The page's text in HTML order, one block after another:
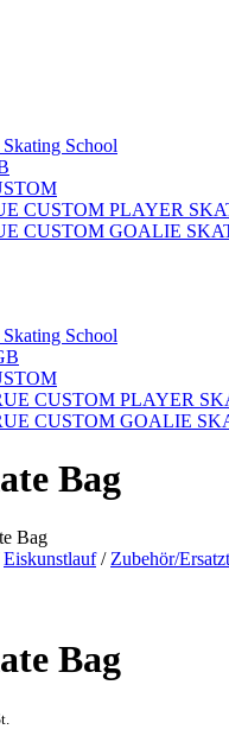
School
CUSTOM PLAYER
CUSTOM GOALIE
School
CUSTOM PLAYER
CUSTOM GOALIE
Bag
Bag
Eiskunstlauf/ Zubehör/
Bag